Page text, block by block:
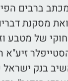
ברבים
מסקנת
של מטבע
זיע"א
בנק